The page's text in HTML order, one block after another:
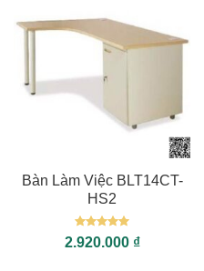
Bàn Làm Việc BLT14CT-
HS2
Được xếp
hạng55
2.920.000 ₫